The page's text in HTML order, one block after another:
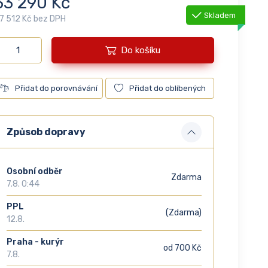
512 Kč bez DPH Skladem
Do košíku
Přidat do porovnávání Přidat do oblíbených
Způsob dopravy
Osobní odběr
7.8. 0:44
Zdarma
PPL
12.8.
(Zdarma)
Praha - kurýr
7.8.
od 700 Kč